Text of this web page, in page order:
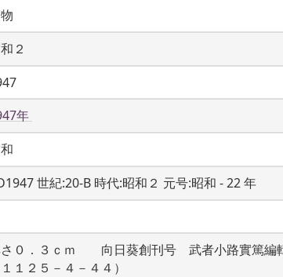
２
年
世紀:20-B 時代:昭和２ 元号:昭和 - 22 年
０．３ｃｍ　　向日葵創刊号　武者小路實篤
１２５－４－４４）